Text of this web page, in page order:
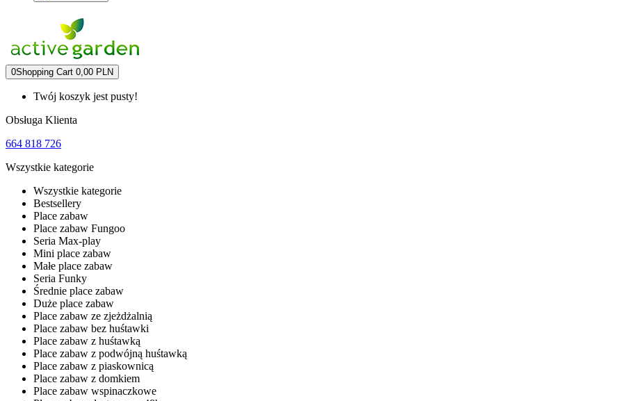
0Shopping Cart 0,00 PLN
Twój koszyk jest pusty!
Obsługa Klienta
664 818 726
Wszystkie kategorie
Wszystkie kategorie
Bestsellery
Place zabaw
Place zabaw Fungoo
Seria Max-play
Mini place zabaw
Małe place zabaw
Seria Funky
Średnie place zabaw
Duże place zabaw
Place zabaw ze zjeżdżalnią
Place zabaw bez huśtawki
Place zabaw z huśtawką
Place zabaw z podwójną huśtawką
Place zabaw z piaskownicą
Place zabaw z domkiem
Place zabaw wspinaczkowe